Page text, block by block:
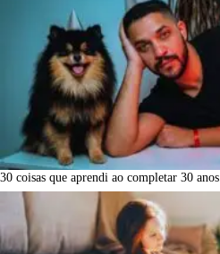
30 coisas que aprendi ao completar 30 anos.